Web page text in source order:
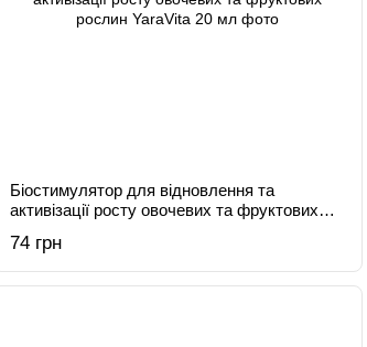
Біостимулятор для відновлення та
активізації росту овочевих та фруктових
74 грн